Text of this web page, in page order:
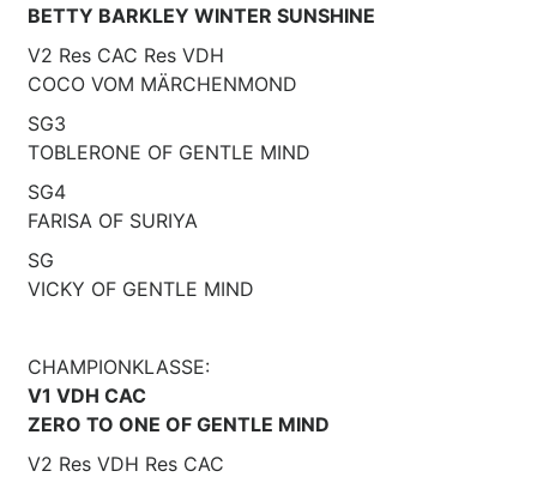
BETTY BARKLEY WINTER SUNSHINE
V2 Res CAC Res VDH
COCO VOM MÄRCHENMOND
SG3
TOBLERONE OF GENTLE MIND
SG4
FARISA OF SURIYA
SG
VICKY OF GENTLE MIND
CHAMPIONKLASSE:
V1 VDH CAC
ZERO TO ONE OF GENTLE MIND
V2 Res VDH Res CAC